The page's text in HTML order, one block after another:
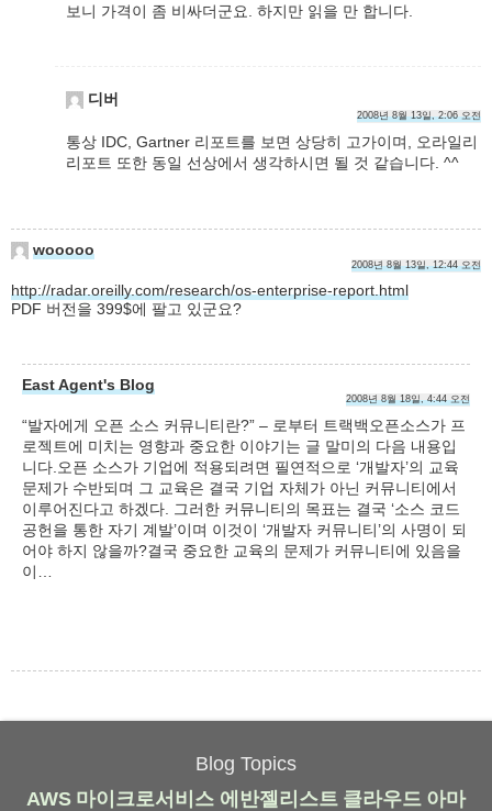
보니 가격이 좀 비싸더군요. 하지만 읽을 만 합니다.
디버
2008년 8월 13일, 2:06 오전
통상 IDC, Gartner 리포트를 보면 상당히 고가이며, 오라일리
리포트 또한 동일 선상에서 생각하시면 될 것 같습니다. ^^
wooooo
2008년 8월 13일, 12:44 오전
http://radar.oreilly.com/research/os-enterprise-report.html
PDF 버전을 399$에 팔고 있군요?
East Agent's Blog
2008년 8월 18일, 4:44 오전
“발자에게 오픈 소스 커뮤니티란?” – 로부터 트랙백오픈소스가 프
로젝트에 미치는 영향과 중요한 이야기는 글 말미의 다음 내용입
니다.오픈 소스가 기업에 적용되려면 필연적으로 ‘개발자’의 교육
문제가 수반되며 그 교육은 결국 기업 자체가 아닌 커뮤니티에서
이루어진다고 하겠다. 그러한 커뮤니티의 목표는 결국 ‘소스 코드
공헌을 통한 자기 계발’이며 이것이 ‘개발자 커뮤니티’의 사명이 되
어야 하지 않을까?결국 중요한 교육의 문제가 커뮤니티에 있음을
이…
Blog Topics
AWS 마이크로서비스 에반젤리스트 클라우드 아마